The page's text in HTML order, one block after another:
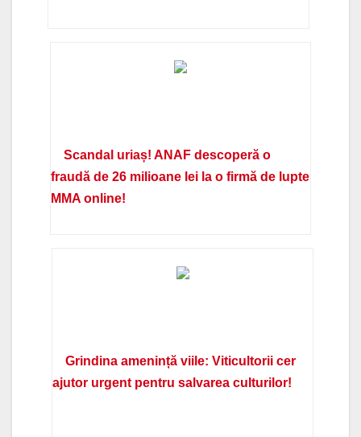
Scandal uriaș! ANAF descoperă o
fraudă de 26 milioane lei la o firmă de lupte
MMA online!
Grindina amenință viile: Viticultorii cer
ajutor urgent pentru salvarea culturilor!